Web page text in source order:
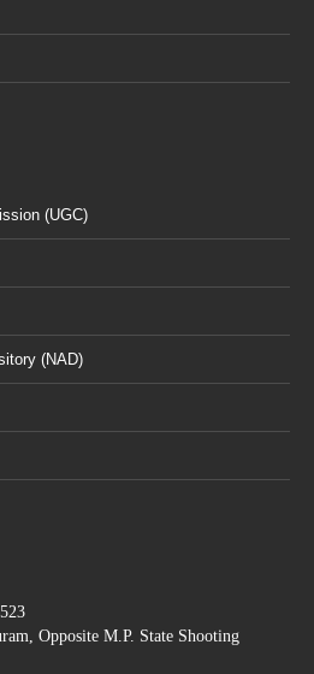
(UGC)
(NAD)
Opposite M.P. State Shooting